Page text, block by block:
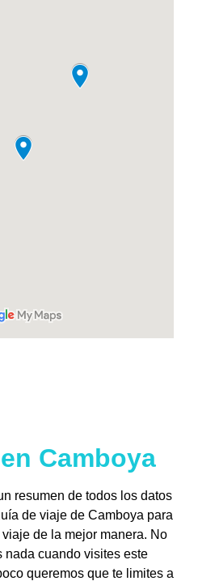
Camboya
resumen de todos los datos
de viaje de Camboya para
de la mejor manera. No
nada cuando visites este
queremos que te limites a